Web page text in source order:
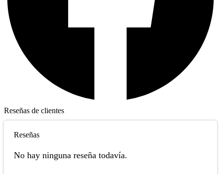
Reseñas de clientes
Reseñas
No hay ninguna reseña todavía.